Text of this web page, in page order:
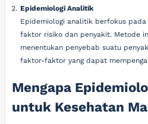
Epidemiologi Analitik
Epidemiologi analitik berfokus
faktor risiko dan penyakit. Metode
menentukan penyebab suatu
faktor-faktor yang dapat
Mengapa
untuk Kesehatan